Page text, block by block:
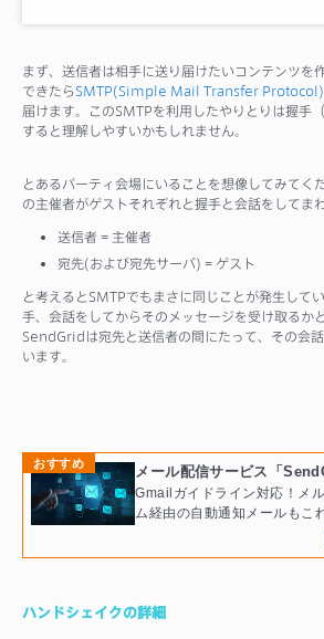
まず、送信者は相手に送り届けたいコンテンツを
できたらSMTP(Simple Mail Transfer Protocol)
届けます。このSMTPを利用したやりとりは握手
すると理解しやすいかもしれません。
とあるパーティ会場にいることを想像してみてく
の主催者がゲストそれぞれと握手と会話をしてまわ
送信者 = 主催者
宛先(および宛先サーバ) = ゲスト
と考えるとSMTPでもまさに同じことが発生して
手、会話をしてからそのメッセージを受け取るか
SendGridは宛先と送信者の間にたって、その会
います。
おすすめ
メール配信サービス「
Gmailガイドライン対応！メ
ム経由の自動通知メールもこ
ハンドシェイクの詳細